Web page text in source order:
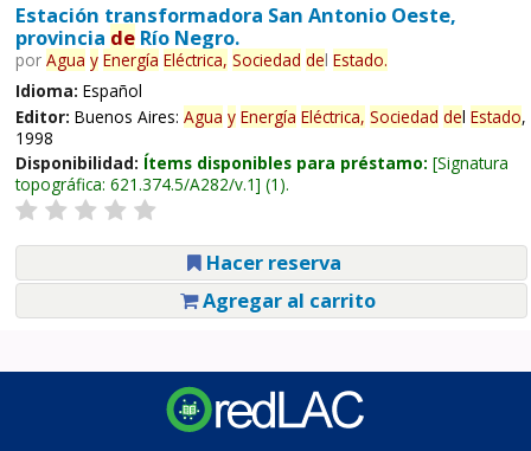
Estación transformadora San Antonio Oeste,
provincia deRío Negro.
por Agua y Energía Eléctrica, Sociedad del Estado.
Idioma: Español
Editor: Buenos Aires: Agua y Energía Eléctrica, Sociedad del Estado,
1998
Disponibilidad: Ítems disponibles para préstamo: Signatura
topográfica: 621.374.5/A282/v.1 (1).
Hacer reserva
Agregar al carrito